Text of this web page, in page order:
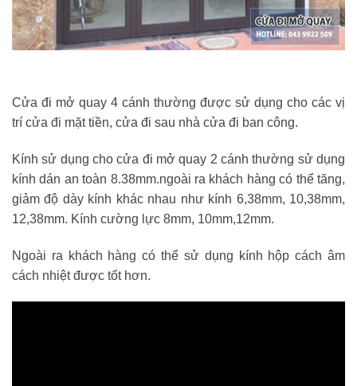
Cửa đi mở quay 4 cánh thường được sử dụng cho các vị
trí cửa đi mặt tiền, cửa đi sau nhà cửa đi ban công.
Kính sử dụng cho cửa đi mở quay 2 cánh thường sử dụng
kính dán an toàn 8.38mm.ngoài ra khách hàng có thể tăng,
giảm độ dày kính khác nhau như kính 6,38mm, 10,38mm,
12,38mm. Kính cường lực 8mm, 10mm,12mm.
Ngoài ra khách hàng có thể sử dụng kính hộp cách âm
cách nhiệt được tốt hơn.